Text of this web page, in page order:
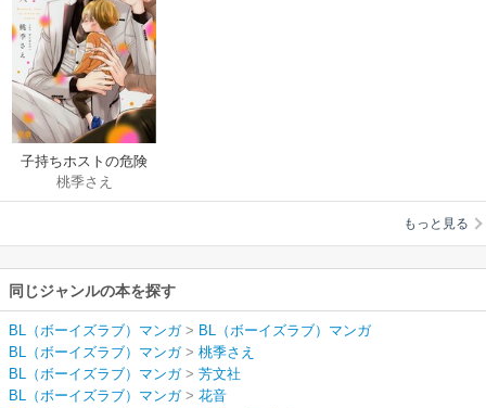
子持ちホストの危険
な隣人【電子限定お
まけ付き】
桃季さえ
もっと見る
同じジャンルの本を探す
BL（ボーイズラブ）マンガ> BL（ボーイズラブ）マンガ
BL（ボーイズラブ）マンガ> 桃季さえ
BL（ボーイズラブ）マンガ> 芳文社
BL（ボーイズラブ）マンガ> 花音